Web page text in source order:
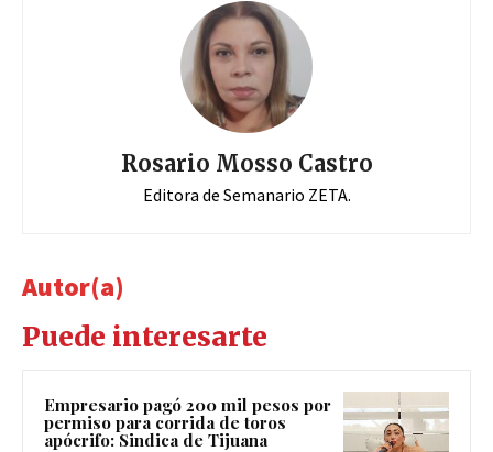
Rosario Mosso Castro
Editora de Semanario ZETA.
Autor(a)
Puede interesarte
Empresario pagó 200 mil pesos por
permiso para corrida de toros
apócrifo: Sindica de Tijuana